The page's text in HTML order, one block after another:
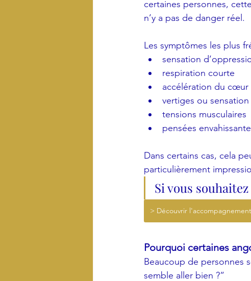
certaines personnes,
n’y a pas de danger réel.
Les symptômes les plus
sensation
respiration courte
accélération du cœur
vertiges ou sensation
tensions musculaires
pensées
Dans certains cas, cela
particulièrement
Si vous
> Découvrir
Pourquoi certaines
Beaucoup de personnes
semble aller bien ?”